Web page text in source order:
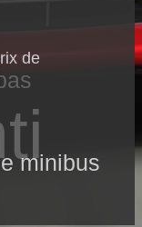
de
minibus